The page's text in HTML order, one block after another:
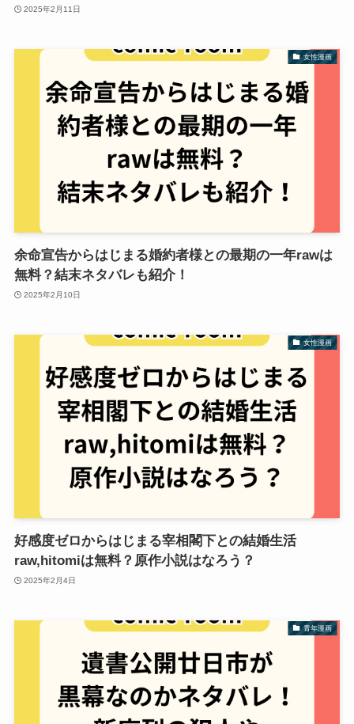
2025年2月11日
女性漫画
余命宣告からはじまる婚約者様との最期の一年rawは
無料？結末ネタバレも紹介！
2025年2月10日
女性漫画
好感度ゼロからはじまる宰相閣下との結婚生活
raw,hitomiは無料？原作小説はなろう？
2025年2月4日
青年漫画